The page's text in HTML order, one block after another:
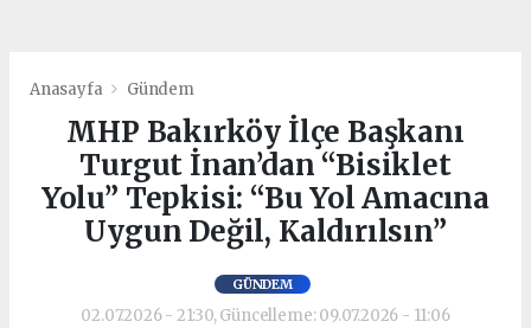
Anasayfa Gündem
MHP Bakırköy İlçe Başkanı
Turgut İnan’dan “Bisiklet
Yolu” Tepkisi: “Bu Yol Amacına
Uygun Değil, Kaldırılsın”
GÜNDEM
02.07.2026 - 21:30, Güncelleme: 09.07.2026 - 11:06